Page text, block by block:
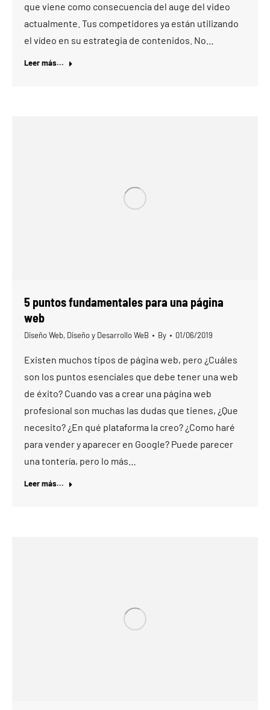
que viene como consecuencia del auge del video
actualmente. Tus competidores ya están utilizando
el vídeo en su estrategia de contenidos. No…
Leer más...
5 puntos fundamentales para una página
web
Diseño Web, Diseño y Desarrollo WeB By 01/06/2019
Existen muchos tipos de página web, pero ¿Cuáles
son los puntos esenciales que debe tener una web
de éxito? Cuando vas a crear una página web
profesional son muchas las dudas que tienes, ¿Que
necesito? ¿En qué plataforma la creo? ¿Como haré
para vender y aparecer en Google? Puede parecer
una tontería, pero lo más…
Leer más...